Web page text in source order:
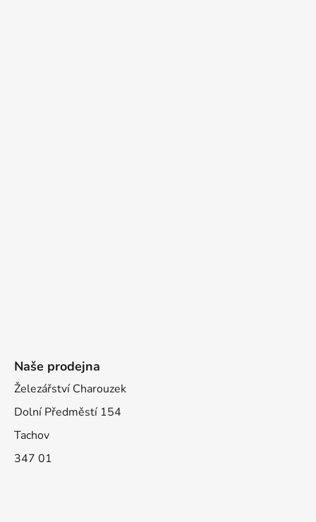
Naše prodejna
Železářství Charouzek
Dolní Předměstí 154
Tachov
347 01